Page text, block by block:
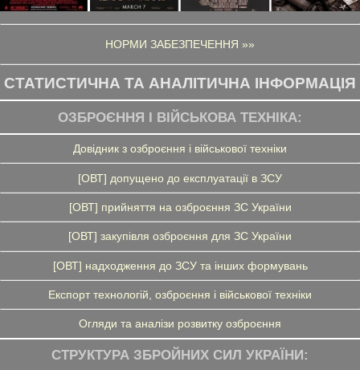
НОРМИ ЗАБЕЗПЕЧЕННЯ »»
СТАТИСТИЧНА ТА АНАЛІТИЧНА ІНФОРМАЦІЯ
ОЗБРОЄННЯ І ВІЙСЬКОВА ТЕХНІКА:
Довідник з озброєння і військової техніки
[ОВТ] допущено до експлуатації в ЗСУ
[ОВТ] прийняття на озброєння ЗС України
[ОВТ] закупівля озброєння для ЗС України
[ОВТ] надходження до ЗСУ та інших формувань
Експорт технологій, озброєння і військової техніки
Огляди та аналізи розвитку озброєння
СТРУКТУРА ЗБРОЙНИХ СИЛ УКРАЇНИ: